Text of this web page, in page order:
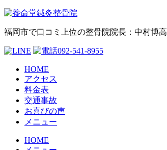
福岡市で口コミ上位の整骨院院長：中村博高
HOME
アクセス
料金表
交通事故
お喜びの声
メニュー
HOME